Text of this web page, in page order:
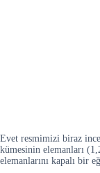
Evet resmimizi biraz
kümesinin elemanları
elemanlarını kapalı bir